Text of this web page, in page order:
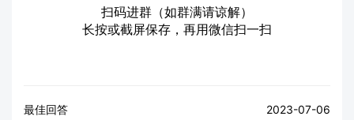
扫码进群（如群满请谅解）
长按或截屏保存，再用微信扫一扫
最佳回答 2023-07-06